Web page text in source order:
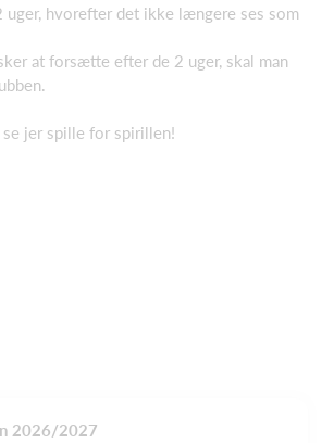
uger, hvorefter det ikke længere ses som
at forsætte efter de 2 uger, skal man
jer spille for spirillen!
2026/2027